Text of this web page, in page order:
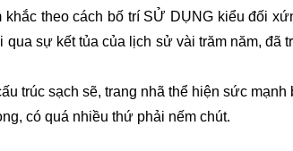
theo cách bố trí SỬ DỤNG kiểu đối
sự kết tủa của lịch sử vài trăm năm, đã
trúc sạch sẽ, trang nhã thể hiện sức
có quá nhiều thứ phải nếm chút.